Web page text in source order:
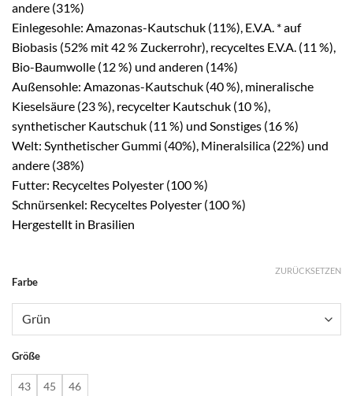
andere (31%)
Einlegesohle: Amazonas-Kautschuk (11%), E.V.A. * auf
Biobasis (52% mit 42 % Zuckerrohr), recyceltes E.V.A. (11 %),
Bio-Baumwolle (12 %) und anderen (14%)
Außensohle: Amazonas-Kautschuk (40 %), mineralische
Kieselsäure (23 %), recycelter Kautschuk (10 %),
synthetischer Kautschuk (11 %) und Sonstiges (16 %)
Welt: Synthetischer Gummi (40%), Mineralsilica (22%) und
andere (38%)
Futter: Recyceltes Polyester (100 %)
Schnürsenkel: Recyceltes Polyester (100 %)
Hergestellt in Brasilien
Farbe
Größe
43 45 46
ZURÜCKSETZEN
Alternative: